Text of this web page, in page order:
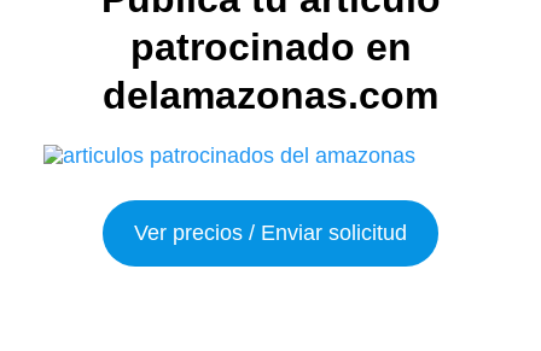
patrocinado en
delamazonas.com
Ver precios / Enviar solicitud